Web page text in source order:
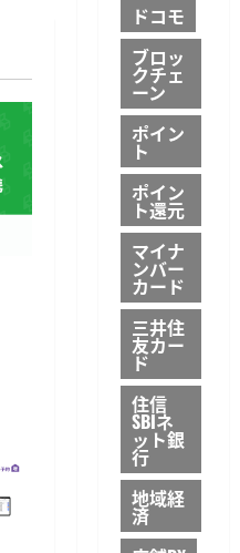
ドコモ
ブロッ
クチェ
ーン
ポイン
ト
ポイン
ト還元
マイナ
ンバー
カード
三井住
友カー
ド
住信
SBIネ
ット銀
行
地域経
済